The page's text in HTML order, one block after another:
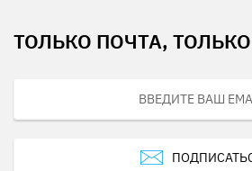
ТОЛЬКО ПОЧТА,